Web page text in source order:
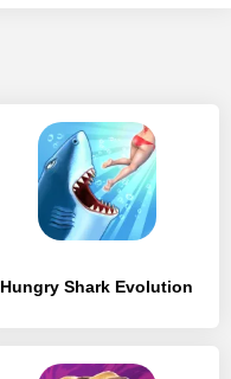
Hungry Shark Evolution